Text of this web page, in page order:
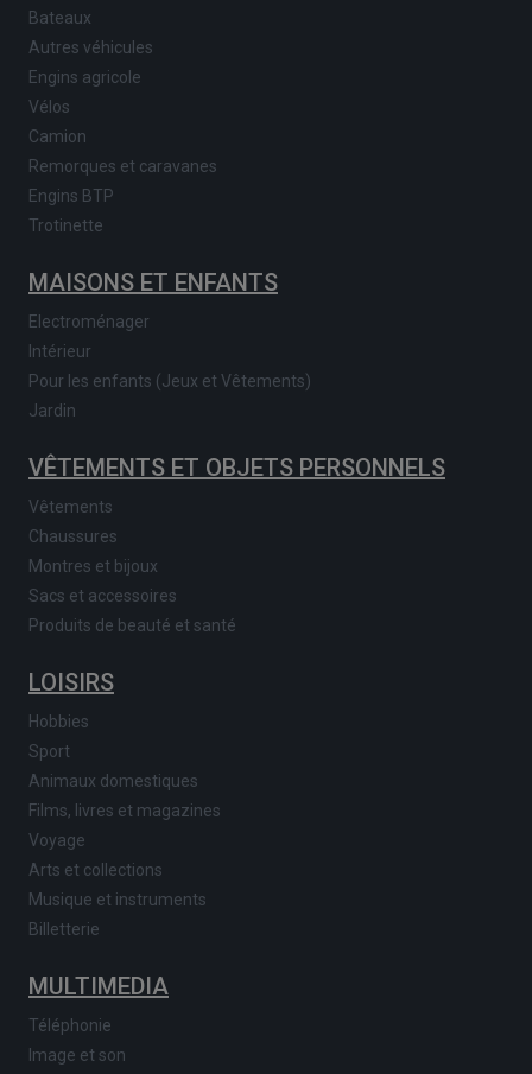
Bateaux
Autres véhicules
Engins agricole
Vélos
Camion
Remorques et caravanes
Engins BTP
Trotinette
MAISONS ET ENFANTS
Electroménager
Intérieur
Pour les enfants (Jeux et Vêtements)
Jardin
VÊTEMENTS ET OBJETS PERSONNELS
Vêtements
Chaussures
Montres et bijoux
Sacs et accessoires
Produits de beauté et santé
LOISIRS
Hobbies
Sport
Animaux domestiques
Films, livres et magazines
Voyage
Arts et collections
Musique et instruments
Billetterie
MULTIMEDIA
Téléphonie
Image et son